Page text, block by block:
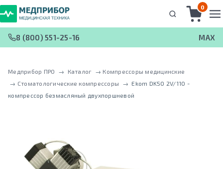
0
8 (800) 551-25-16 MAX
Медприбор ПРО → Каталог → Компрессоры медицинские
→ Стоматологические компрессоры → Ekom DK50 2V/110 -
кoмпрeccoр безмасляный двухпоршневой